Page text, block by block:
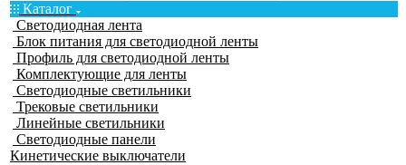
Каталог
Светодиодная лента
Блок питания для светодиодной ленты
Профиль для светодиодной ленты
Комплектующие для ленты
Светодиодные светильники
Трековые светильники
Линейные светильники
Светодиодные панели
Кинетические выключатели